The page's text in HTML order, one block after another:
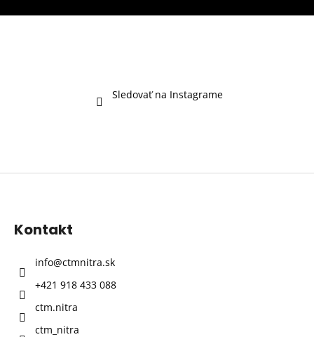
Sledovať na Instagrame
Z
Kontakt
info@ctmnitra.sk
+421 918 433 088
ctm.nitra
ctm_nitra